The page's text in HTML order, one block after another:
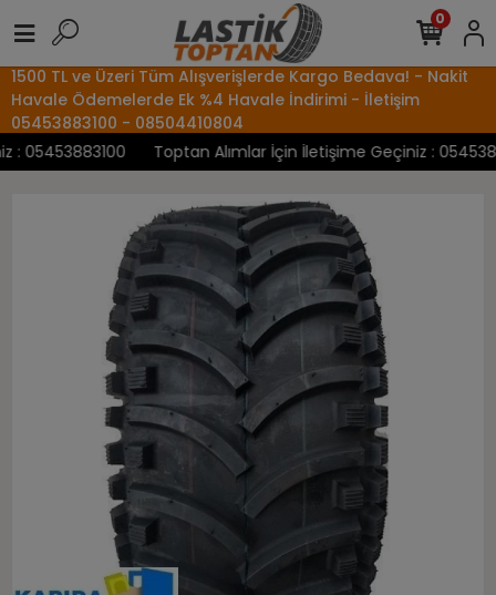
1500 TL ve Üzeri Tüm Alışverişlerde Kargo Bedava! - Nakit
Havale Ödemelerde Ek %4 Havale İndirimi - İletişim
05453883100 - 08504410804
Toptan Alımlar İçin İletişime Geçiniz :
0